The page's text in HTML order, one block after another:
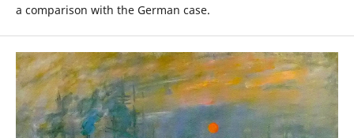
a comparison with the German case.